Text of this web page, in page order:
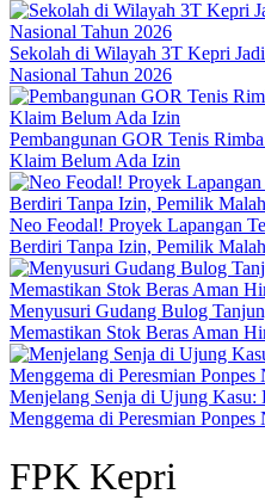
Sekolah di Wilayah 3T Kepri
Nasional Tahun 2026
Pembangunan GOR Tenis
Klaim Belum Ada Izin
Neo Feodal! Proyek Lapangan
Berdiri Tanpa Izin, Pemilik
Menyusuri Gudang Bulog
Memastikan Stok Beras Aman
Menjelang Senja di Ujung Kasu:
Menggema di Peresmian
FPK Kepri